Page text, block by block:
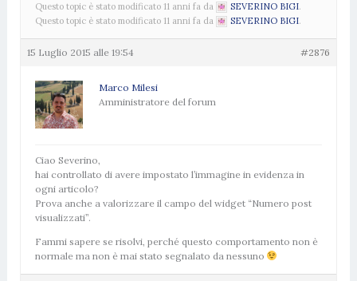
Questo topic è stato modificato 11 anni fa da
SEVERINO BIGI.
Questo topic è stato modificato 11 anni fa da
SEVERINO BIGI.
15 Luglio 2015 alle 19:54 #2876
Marco Milesi
Amministratore del forum
Ciao Severino,
hai controllato di avere impostato l’immagine in evidenza in
ogni articolo?
Prova anche a valorizzare il campo del widget “Numero post
visualizzati”.
Fammi sapere se risolvi, perché questo comportamento non è
normale ma non è mai stato segnalato da nessuno